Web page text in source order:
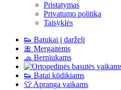
Pristatymas
Privatumo politika
Taisyklės
👟 Batukai į darželį
🎀 Mergaitėms
🧢 Berniukams
👟 Batai kūdikiams
👕Apranga vaikams